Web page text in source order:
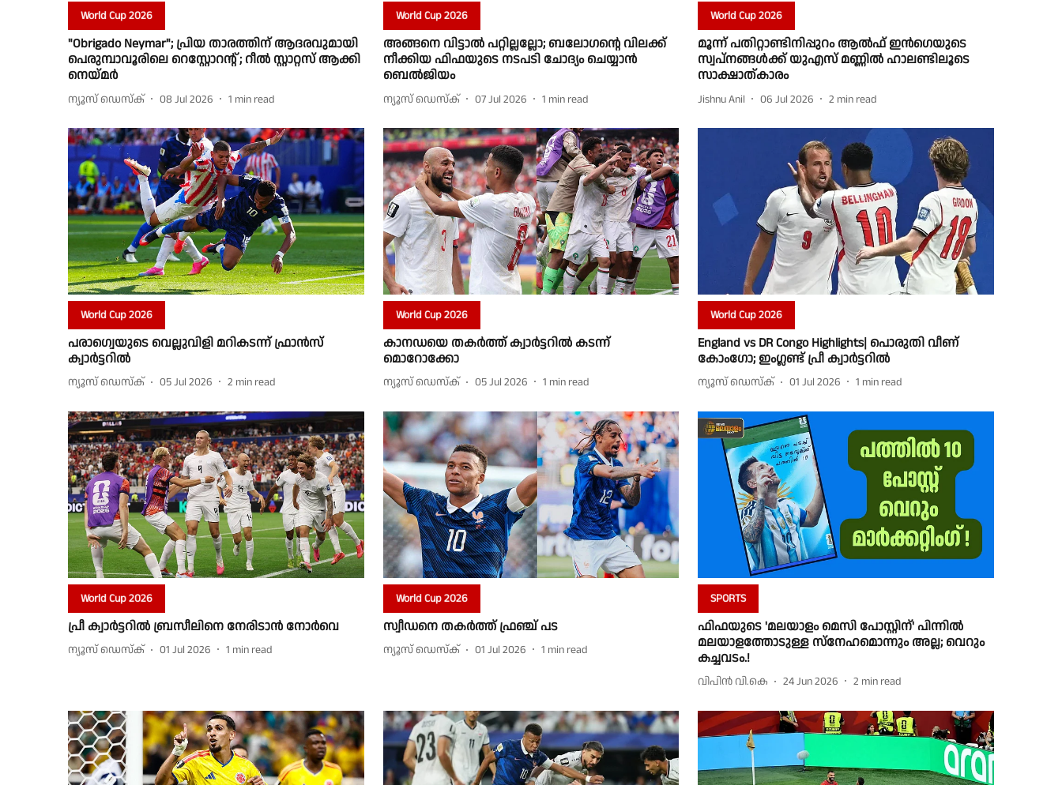
World Cup 2026
"Obrigado Neymar"; പ്രിയ താരത്തിന് ആദരവുമായി
പെരുമ്പാവൂരിലെ റെസ്റ്റോറന്റ് ; റീൽ സ്റ്റാറ്റസ് ആക്കി
നെയ്മർ
ന്യൂസ് ഡെസ്ക് 08 Jul 2026 1 min read
World Cup 2026
അങ്ങനെ വിട്ടാല്‍ പറ്റില്ലല്ലോ; ബലോഗന്റെ വിലക്ക്
നീക്കിയ ഫിഫയുടെ നടപടി ചോദ്യം ചെയ്യാന്‍
ബെല്‍ജിയം
ന്യൂസ് ഡെസ്ക് 07 Jul 2026 1 min read
World Cup 2026
മൂന്ന് പതിറ്റാണ്ടിനിപ്പുറം ആൽഫ് ഇൻഗെയുടെ
സ്വപ്നങ്ങൾക്ക് യുഎസ് മണ്ണിൽ ഹാലണ്ടിലൂടെ
സാക്ഷാത്കാരം
Jishnu Anil 06 Jul 2026 2 min read
World Cup 2026
പരാഗ്വെയുടെ വെല്ലുവിളി മറികടന്ന് ഫ്രാൻസ്
ക്വാർട്ടറിൽ
ന്യൂസ് ഡെസ്ക് 05 Jul 2026 2 min read
World Cup 2026
കാനഡയെ തകർത്ത് ക്വാർട്ടറിൽ കടന്ന്
മൊറോക്കോ
ന്യൂസ് ഡെസ്ക് 05 Jul 2026 1 min read
World Cup 2026
England vs DR Congo Highlights| പൊരുതി വീണ്
കോംഗോ; ഇംഗ്ലണ്ട് പ്രീ ക്വാർട്ടറിൽ
ന്യൂസ് ഡെസ്ക് 01 Jul 2026 1 min read
World Cup 2026
പ്രീ ക്വാർട്ടറിൽ ബ്രസീലിനെ നേരിടാൻ നോർവെ
ന്യൂസ് ഡെസ്ക് 01 Jul 2026 1 min read
World Cup 2026
സ്വീഡനെ തകർത്ത് ഫ്രഞ്ച് പട
ന്യൂസ് ഡെസ്ക് 01 Jul 2026 1 min read
SPORTS
ഫിഫയുടെ 'മലയാളം മെസി പോസ്റ്റിന്' പിന്നില്‍
മലയാളത്തോടുള്ള സ്നേഹമൊന്നും അല്ല; വെറും
കച്ചവടം.!
വിപിന്‍ വി.കെ 24 Jun 2026 2 min read